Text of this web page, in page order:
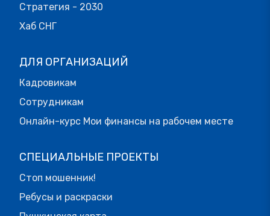
Стратегия - 2030
Хаб СНГ
ДЛЯ ОРГАНИЗАЦИЙ
Кадровикам
Сотрудникам
Онлайн-курс Мои финансы на рабочем месте
СПЕЦИАЛЬНЫЕ ПРОЕКТЫ
Стоп мошенник!
Ребусы и раскраски